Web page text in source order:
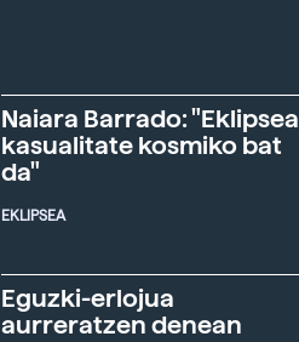
Naiara Barrado: "Eklipsea
kasualitate kosmiko bat
da"
EKLIPSEA
Eguzki-erlojua
aurreratzen denean